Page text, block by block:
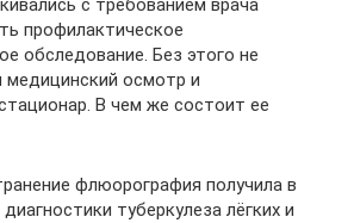
с требованием врача
профилактическое
обследование. Без этого не
медицинский осмотр и
В чем же состоит ее
флюорография получила в
туберкулеза лёгких и